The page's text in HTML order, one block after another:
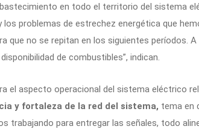
en todo el territorio del sistema
los problemas de estrechez energética que
que no se repitan en los siguientes períodos.
de combustibles”, indican.
el aspecto operacional del sistema eléctrico
y fortaleza de la red del sistema, tema en
trabajando para entregar las señales, todo